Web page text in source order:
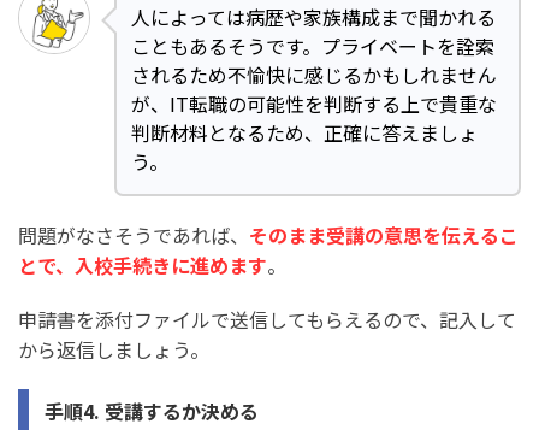
人によっては病歴や家族構成まで聞かれる
こともあるそうです。プライベートを詮索
されるため不愉快に感じるかもしれません
が、IT転職の可能性を判断する上で貴重な
判断材料となるため、正確に答えましょ
う。
問題がなさそうであれば、 そのまま受講の意思を伝えるこ
とで、入校手続きに進めます。
申請書を添付ファイルで送信してもらえるので、記入して
から返信しましょう。
手順4. 受講するか決める